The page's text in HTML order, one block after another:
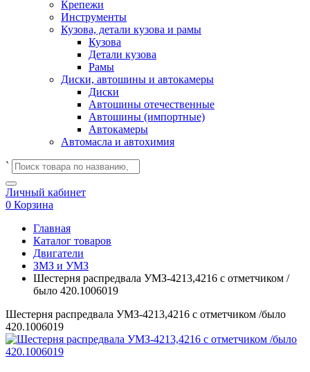
Крепежи
Инструменты
Кузова, детали кузова и рамы
Кузова
Детали кузова
Рамы
Диски, автошины и автокамеры
Диски
Автошины отечественные
Автошины (импортные)
Автокамеры
Автомасла и автохимия
`
Личный кабинет
0 Корзина
Главная
Каталог товаров
Двигатели
ЗМЗ и УМЗ
Шестерня распредвала УМЗ-4213,4216 с отметчиком /
было 420.1006019
Шестерня распредвала УМЗ-4213,4216 с отметчиком /было
420.1006019